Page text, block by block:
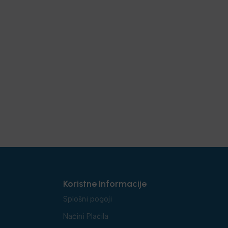
Koristne Informacije
Splošni pogoji
Načini Plačila